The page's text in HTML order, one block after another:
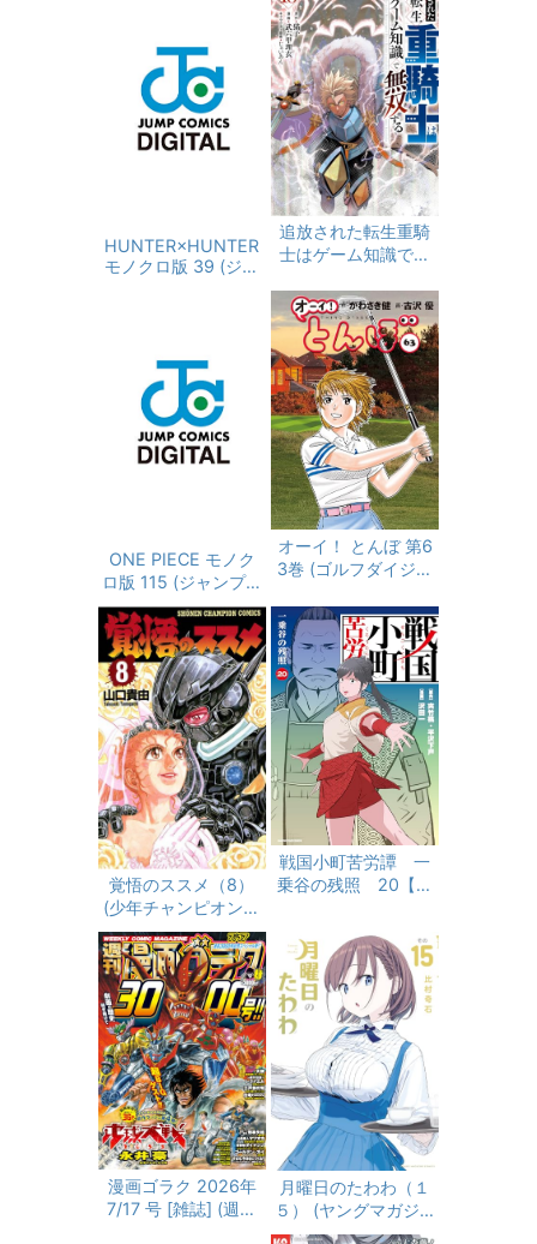
HUNTER×HUNTER
モノクロ版 39 (ジャ
追放された転生重騎
士はゲーム知識で無
マガＷｅｂ)
ONE PIECE モノク
ロ版 115 (ジャンプコ
ミックスDIGITAL)
オーイ！ とんぼ 第6
3巻 (ゴルフダイジェ
覚悟のススメ（8）
(少年チャンピオン・
コミックス)
戦国小町苦労譚 一
乗谷の残照 20【電
労譚 【コミック
版】 (アース・スター
コミックス)
漫画ゴラク 2026年
7/17 号 [雑誌] (週刊
月曜日のたわわ（１
５） (ヤングマガジン
コミックス)